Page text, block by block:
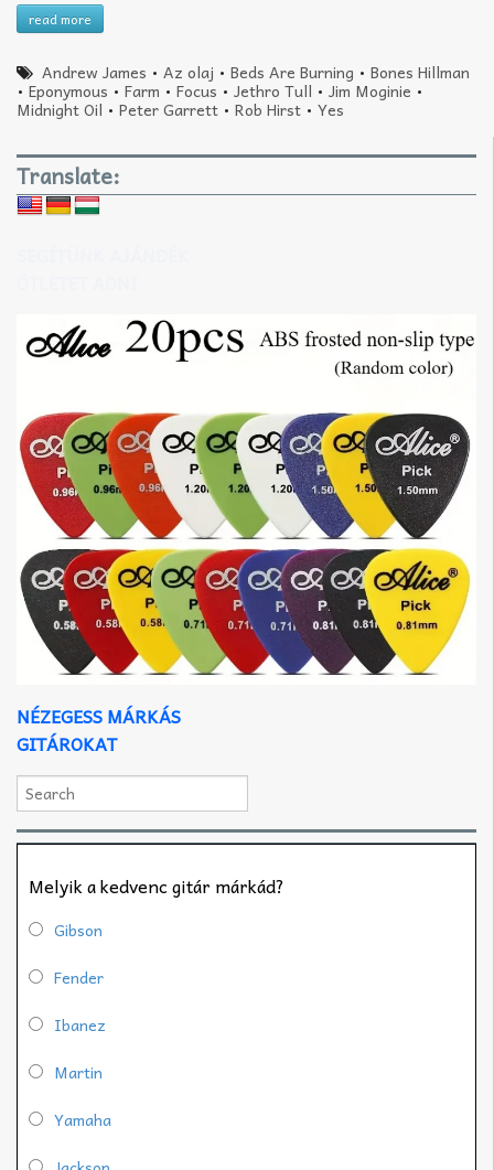
read more
Andrew James •Az olaj •Beds Are Burning •Bones Hillman
• Eponymous • Farm • Focus • Jethro Tull • Jim Moginie •
Midnight Oil • Peter Garrett • Rob Hirst • Yes
Translate:
NÉZEGESS MÁRKÁS
GITÁROKAT
Melyik a kedvenc gitár márkád?
Gibson
Fender
Ibanez
Martin
Yamaha